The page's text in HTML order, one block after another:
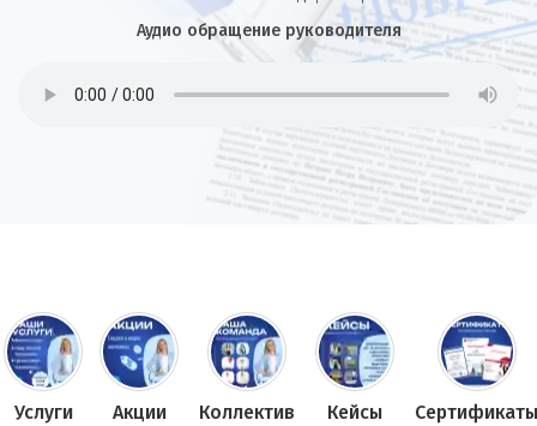
Аудио обращение руководителя
Услуги Акции Коллектив Кейсы Сертификаты